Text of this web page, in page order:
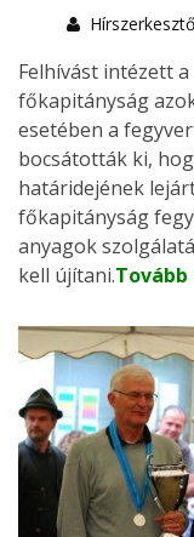
Felhívást intézett
főkapitányság
esetében a
bocsátották ki,
határidejének
főkapitányság
anyagok
kell újítani.Tovább